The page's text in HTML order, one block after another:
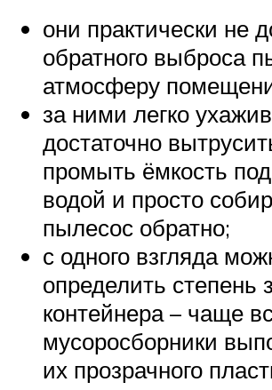
они практически не
обратного выброса
атмосферу
за ними легко
достаточно
промыть ёмкость
водой и просто
пылесос обратно;
с одного взгляда
определить степень
контейнера – чаще
мусоросборники
их прозрачного